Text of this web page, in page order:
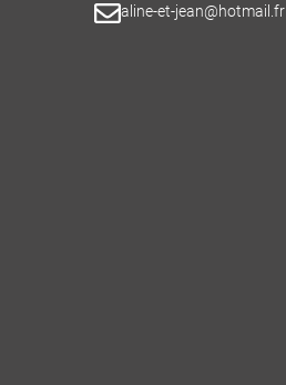
aline-et-jean@hotmail.fr